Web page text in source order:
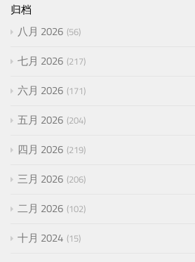
归档
八月 2026 56
七月 2026 217
六月 2026 171
五月 2026 204
四月 2026 219
三月 2026 206
二月 2026 102
十月 2024 15